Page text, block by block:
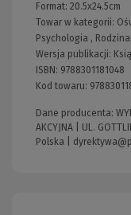
Format: 20.5x24.5cm
Towar w kategorii:
Psychologia ,
Wersja publikacji:
ISBN: 9788301181048
Kod towaru:
Dane producenta:
AKCYJNA | UL.
Polska |